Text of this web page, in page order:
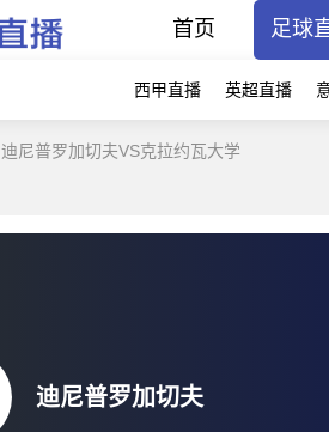
首页 足球
西甲直播 英超直播
迪尼普罗加切夫VS克拉约瓦大学
迪尼普罗加切夫